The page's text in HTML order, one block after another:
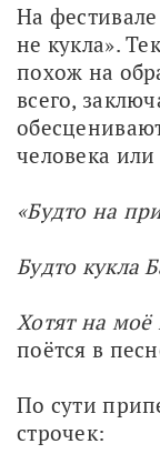
На
не кукла».
похож на
всего,
человека
«Будто на
Будто кукла
Хотят на моё
поётся в
По сути
строчек: